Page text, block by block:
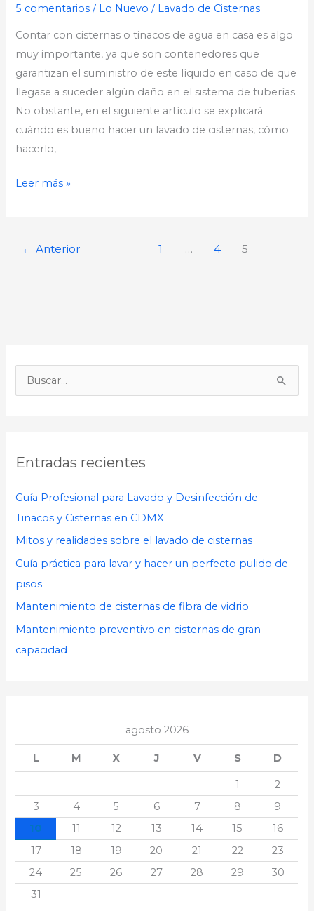
5 comentarios / Lo Nuevo / Lavado de Cisternas
Contar con cisternas o tinacos de agua en casa es algo
muy importante, ya que son contenedores que
garantizan el suministro de este líquido en caso de que
llegase a suceder algún daño en el sistema de tuberías.
No obstante, en el siguiente artículo se explicará
cuándo es bueno hacer un lavado de cisternas, cómo
hacerlo,
Leer más »
← Anterior 1 … 4 5
a
p
o
r
:
Entradas recientes
Guía Profesional para Lavado y Desinfección de
Tinacos y Cisternas en CDMX
Mitos y realidades sobre el lavado de cisternas
Guía práctica para lavar y hacer un perfecto pulido de
pisos
Mantenimiento de cisternas de fibra de vidrio
Mantenimiento preventivo en cisternas de gran
capacidad
agosto 2026
L M X J V S D
1
2
3
4 5 6 7 8
9
10
11 12 13 14 15
16
17
18 19 20 21 22
23
24
25 26 27 28 29
30
31